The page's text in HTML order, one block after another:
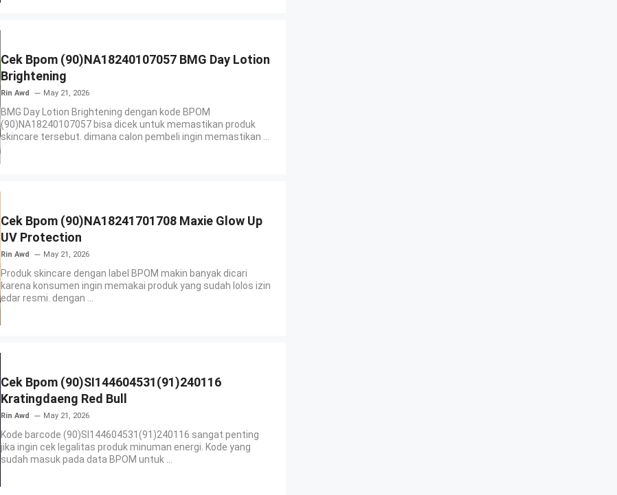
Cek Bpom (90)NA18240107057 BMG Day Lotion
Brightening
Rin Awd May 21, 2026
BMG Day Lotion Brightening dengan kode BPOM
(90)NA18240107057 bisa dicek untuk memastikan produk
skincare tersebut. dimana calon pembeli ingin memastikan ...
Cek Bpom (90)NA18241701708 Maxie Glow Up
UV Protection
Rin Awd May 21, 2026
Produk skincare dengan label BPOM makin banyak dicari
karena konsumen ingin memakai produk yang sudah lolos izin
edar resmi. dengan ...
Cek Bpom (90)SI144604531(91)240116
Kratingdaeng Red Bull
Rin Awd May 21, 2026
Kode barcode (90)SI144604531(91)240116 sangat penting
jika ingin cek legalitas produk minuman energi. Kode yang
sudah masuk pada data BPOM untuk ...